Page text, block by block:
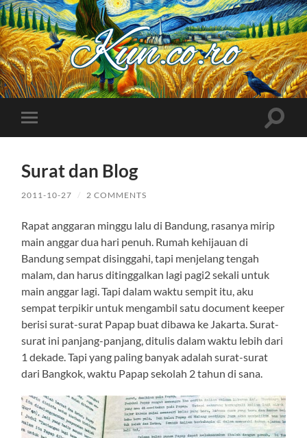
Kuncoro++
Toggle
mobile
Toggle
Surat dan Blog
2011-10-27 / 2 COMMENTS
Rapat anggaran minggu lalu di Bandung, rasanya mirip
main anggar dua hari penuh. Rumah kehijauan di
Bandung sempat disinggahi, tapi menjelang tengah
malam, dan harus ditinggalkan lagi pagi2 sekali untuk
main anggar lagi. Tapi dalam waktu sempit itu, aku
sempat terpikir untuk mengambil satu document keeper
berisi surat-surat Papap buat dibawa ke Jakarta. Surat-
surat ini panjang-panjang, ditulis dalam waktu lebih dari
1 dekade. Tapi yang paling banyak adalah surat-surat
dari Bangkok, waktu Papap sekolah 2 tahun di sana.